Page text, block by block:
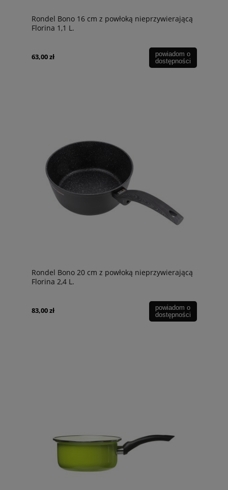
Rondel Bono 16 cm z powłoką nieprzywierającą
Florina 1,1 L.
63,00 zł
powiadom o
dostępności
Rondel Bono 20 cm z powłoką nieprzywierającą
Florina 2,4 L.
83,00 zł
powiadom o
dostępności